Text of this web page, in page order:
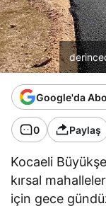
Google'da
0 Paylaş
Kocaeli
kırsal
için gece